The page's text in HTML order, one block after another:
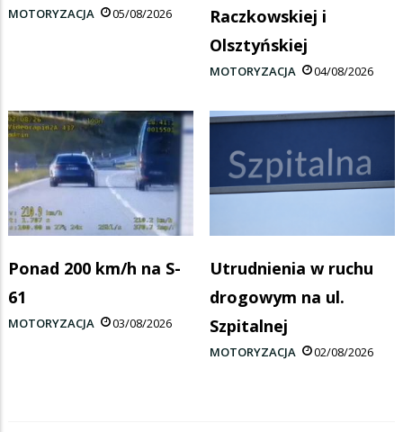
MOTORYZACJA 05/08/2026
Raczkowskiej i
Olsztyńskiej
MOTORYZACJA 04/08/2026
Ponad 200 km/h na S-
61
MOTORYZACJA 03/08/2026
Utrudnienia w ruchu
drogowym na ul.
Szpitalnej
MOTORYZACJA 02/08/2026